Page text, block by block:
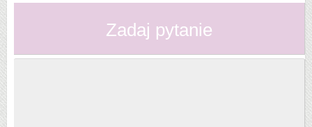
Zadaj pytanie